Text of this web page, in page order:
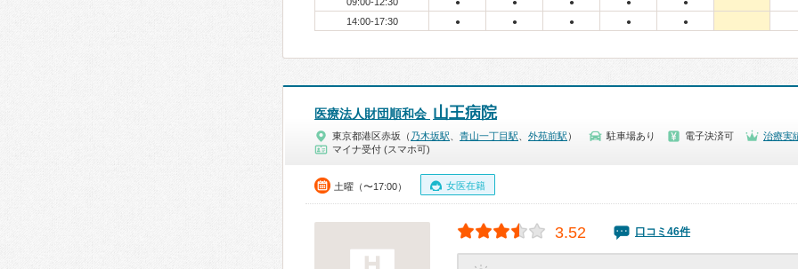
● ● ● ● ●
14:00-17:30 ● ● ● ● ●
医療法人財団順和会 山王病院
東京都港区赤坂（ 乃木坂駅 青山一丁目駅 外苑前駅 ） 駐車場あり 電子決済可
治療実
マイナ受付 (スマホ可)
土曜（〜17:00） 女医在籍
3.52 口コミ46件